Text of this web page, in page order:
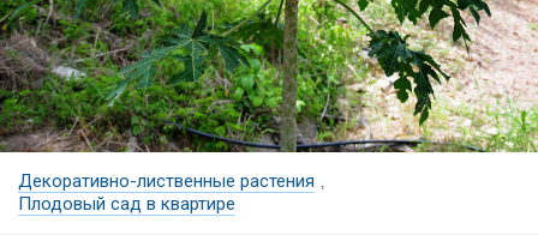
Декоративно-лиственные растения ,
Плодовый сад в квартире